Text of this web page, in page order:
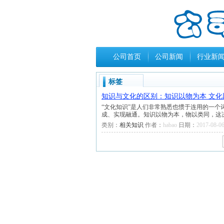
公司首页 公司新闻 行业新
标签
知识与文化的区别：知识以物为本 文
“文化知识”是人们非常熟悉也惯于连用的一
成、实现融通。知识以物为本，物以类同，
类别： 相关知识 作者： habao 日期： 2017-08-